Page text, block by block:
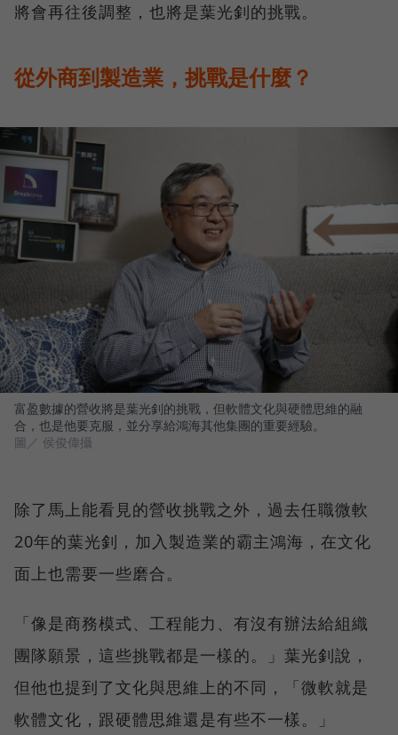
將會再往後調整，也將是葉光釗的挑戰。
從外商到製造業，挑戰是什麼？
富盈數據的營收將是葉光釗的挑戰，但軟體文化與硬體思維的融
合，也是他要克服，並分享給鴻海其他集團的重要經驗。
圖／ 侯俊偉攝
除了馬上能看見的營收挑戰之外，過去任職微軟
20年的葉光釗，加入製造業的霸主鴻海，在文化
面上也需要一些磨合。
「像是商務模式、工程能力、有沒有辦法給組織
團隊願景，這些挑戰都是一樣的。」葉光釗說，
但他也提到了文化與思維上的不同，「微軟就是
軟體文化，跟硬體思維還是有些不一樣。」